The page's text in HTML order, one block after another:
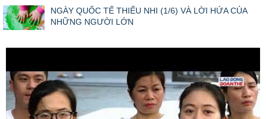
NGÀY QUỐC TẾ THIẾU NHI (1/6) VÀ LỜI HỨA CỦA
NHỮNG NGƯỜI LỚN